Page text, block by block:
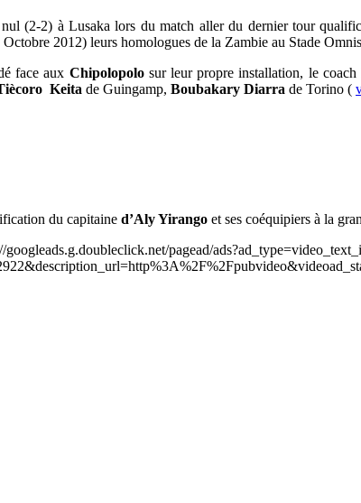
(2-2) à Lusaka lors du match aller du dernier tour
2012) leurs homologues de la Zambie au Stade
face aux Chipolopolo sur leur propre installation, le coach
Keita de Guingamp, Boubakary Diarra de Torino (
du capitaine d’Aly Yirango et ses coéquipiers à la
googleads.g.doubleclick.net/pagead/